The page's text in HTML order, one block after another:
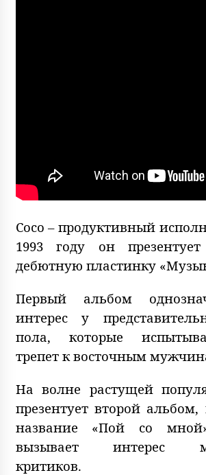
Сосо – продуктивный
1993 году он
дебютную пластинку
Первый альбом
интерес у
пола, которые
трепет к восточным
На волне растущей
презентует второй
название «Пой со
вызывает интерес
критиков.